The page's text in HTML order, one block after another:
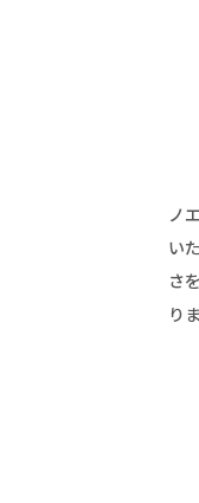
ノ
い
さ
り